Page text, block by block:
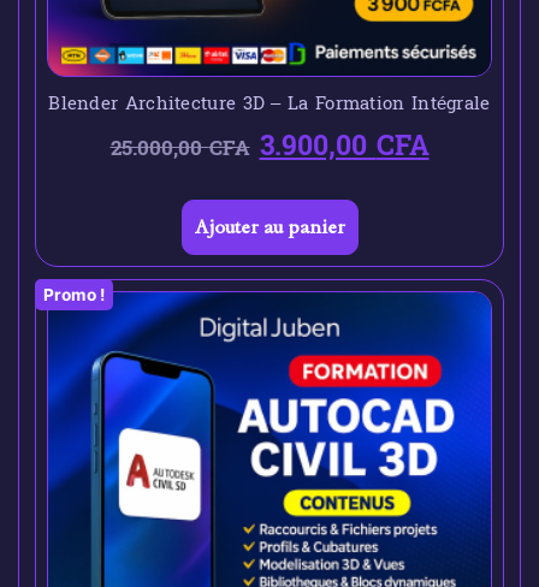
Blender Architecture 3D – La Formation Intégrale
25.000,00CFA 3.900,00CFA
Ajouter au panier
Promo !